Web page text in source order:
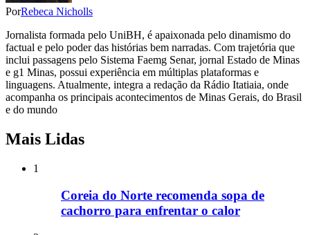
PorRebeca Nicholls
Jornalista formada pelo UniBH, é apaixonada pelo dinamismo do
factual e pelo poder das histórias bem narradas. Com trajetória que
inclui passagens pelo Sistema Faemg Senar, jornal Estado de Minas
e g1 Minas, possui experiência em múltiplas plataformas e
linguagens. Atualmente, integra a redação da Rádio Itatiaia, onde
acompanha os principais acontecimentos de Minas Gerais, do Brasil
e do mundo
Mais Lidas
1
Coreia do Norte recomenda sopa de
cachorro para enfrentar o calor